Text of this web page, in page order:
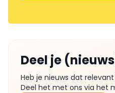
Deel je
Heb je nieuws dat
Deel het met ons via het